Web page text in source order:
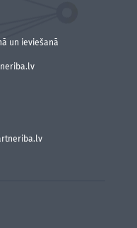
un ieviešanā